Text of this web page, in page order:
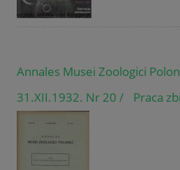
Annales Musei Zoologici
31.XII.1932. Nr 20 / Praca